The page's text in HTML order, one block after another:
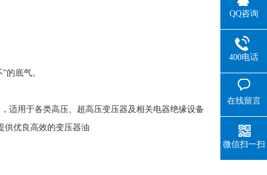
的底气。
适用于各类高压、超高压变压器及相关电器绝缘设备
优良高效的变压器油
QQ咨询
400电话
在线留言
微信扫一扫